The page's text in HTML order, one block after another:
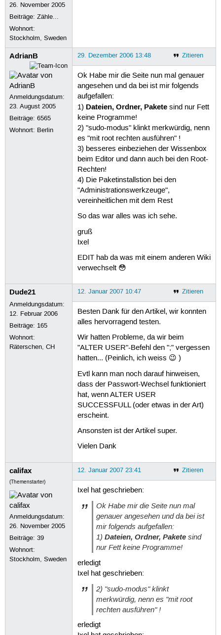
26. November 2005
Beiträge:Zähle...
Wohnort:
Stockholm, Sweden
AdrianB
Anmeldungsdatum:
23. August 2005
Beiträge:6565
Wohnort: Berlin
Zitieren
29. Dezember 2006 13:48
Ok Habe mir die Seite nun mal genauer
angesehen und da bei ist mir folgends
aufgefallen:
1) Dateien, Ordner, Paketesind nur Fett
keine Programme!
2) "sudo-modus" klinkt merkwürdig, nenn
es "mit root rechten ausführen" !
3) besseres einbeziehen der Wissenbox
beim Editor und dann auch bei den Root-
Rechten!
4) Die Paketinstallstion bei den
"Administrationswerkzeuge",
vereinheitlichen mit dem Rest
So das war alles was ich sehe.
gruß
Ixel
EDIT hab da was mit einem anderen Wiki
verwechselt 😳
Dude21
Anmeldungsdatum:
12. Februar 2006
Beiträge: 165
Wohnort:
Räterschen, CH
Zitieren
12. Januar 2007 10:47
Besten Dank für den Artikel, wir konnten
alles hervorragend testen.
Wir hatten Probleme, da wir beim
"ALTER USER"-Befehl den ";" vergessen
hatten... (Peinlich, ich weiss 😉 )
Evtl kann man noch darauf hinweisen,
dass der Passwort-Wechsel funktioniert
hat, wenn ALTER USER
SUCCESSFULL (oder etwas in der Art)
erscheint.
Ansonsten ist der Artikel super.
Vielen Dank
califax
(Themenstarter)
Anmeldungsdatum:
26. November 2005
Beiträge:39
Wohnort:
Stockholm, Sweden
Zitieren
12. Januar 2007 23:41
Ixel hat geschrieben:
Ok Habe mir die Seite nun mal
genauer angesehen und da bei ist
mir folgends aufgefallen:
1) Dateien, Ordner, Paketesind
nur Fett keine Programme!
erledigt
Ixel hat geschrieben:
2) "sudo-modus" klinkt
merkwürdig, nenn es "mit root
rechten ausführen" !
erledigt